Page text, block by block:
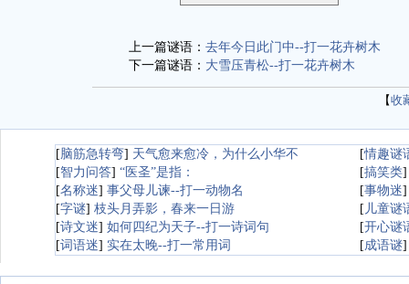
上一篇谜语： 去年今日此门中--打一花卉树木
下一篇谜语： 大雪压青松--打一花卉树木
【收
[脑筋急转弯] 天气愈来愈冷，为什么小华不 [情趣谜
[智力问答] “医圣”是指： [搞笑类
[名称迷] 事父母儿谏--打一动物名 [事物迷
[字谜] 枝头月弄影，春来一日游 [ 儿童谜
[诗文迷] 如何四纪为天子--打一诗词句 [开心谜
[词语迷] 实在太晚--打一常用词 [成语谜